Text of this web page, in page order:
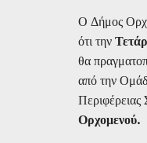
Ο Δήμος
ότι την
θα
από την
Περιφέρειας
Ορχομενού.